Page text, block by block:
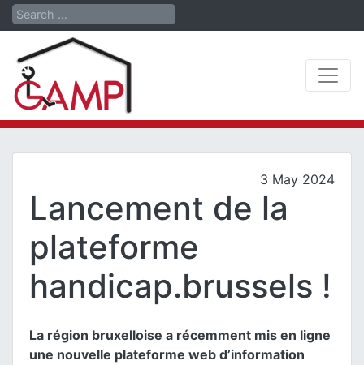
Search
3 May 2024
Lancement de la
plateforme
handicap.brussels !
La région bruxelloise a récemment mis en ligne
une nouvelle plateforme web d’information